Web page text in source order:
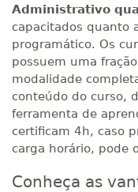
Administrativo
capacitados quanto
programático. Os
possuem uma
modalidade
conteúdo do curso,
ferramenta de
certificam 4h, caso
carga horário, pode
Conheça as